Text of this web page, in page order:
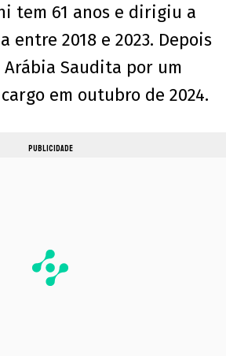
tem 61 anos e dirigiu a
entre 2018 e 2023. Depois
Saudita por um
em outubro de 2024.
PUBLICIDADE